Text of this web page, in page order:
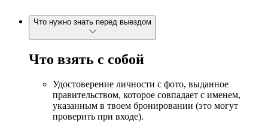
Что нужно знать перед выездом
Что взять с собой
Удостоверение личности с фото, выданное
правительством, которое совпадает с именем,
указанным в твоем бронировании (это могут
проверить при входе).